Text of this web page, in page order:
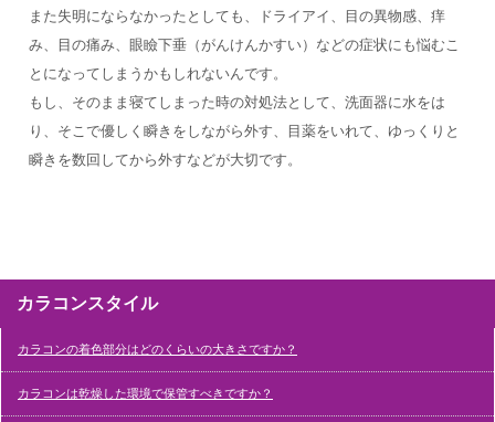
また失明にならなかったとしても、ドライアイ、目の異物感、痒
み、目の痛み、眼瞼下垂（がんけんかすい）などの症状にも悩むこ
とになってしまうかもしれないんです。
もし、そのまま寝てしまった時の対処法として、洗面器に水をは
り、そこで優しく瞬きをしながら外す、目薬をいれて、ゆっくりと
瞬きを数回してから外すなどが大切です。
カラコンスタイル
カラコンの着色部分はどのくらいの大きさですか？
カラコンは乾燥した環境で保管すべきですか？